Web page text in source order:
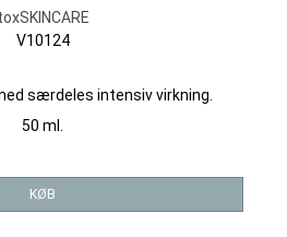
V10124
særdeles intensiv virkning.
50 ml.
KØB